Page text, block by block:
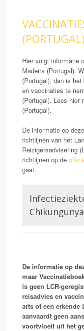
(PORTUGAL)
Hier volgt informatie
Madeira (Portugal).
(Portugal), dan is
en vaccinaties te
(Portugal). Lees hier
(Portugal).
De informatie op
richtlijnen van het
Reizigersadvisering
richtlijnen op de
gaat.
Chikungunya
hemorragische
gehad en met
heb je een kleine
heet dengue
geen ernstige
ziek van voelen.
De informatie op
maar
is geen LCR-
reisadvies en
arts of een erkende
aanvaardt geen
voortvloeit uit het